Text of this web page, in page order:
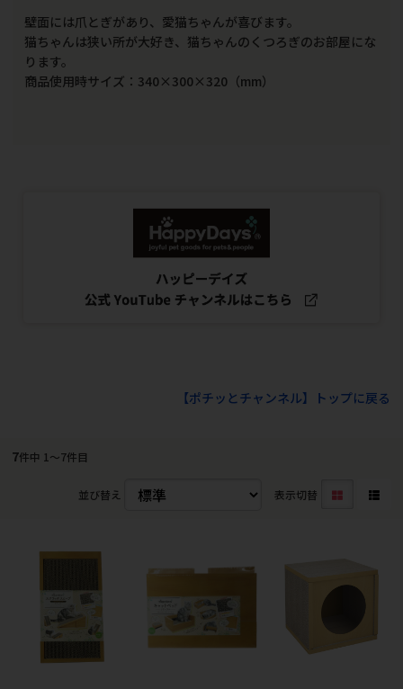
壁面には爪とぎがあり、愛猫ちゃんが喜びます。
猫ちゃんは狭い所が大好き、猫ちゃんのくつろぎのお部屋にな
ります。
商品使用時サイズ：340×300×320（mm）
【ポチッとチャンネル】トップに戻る
7件中 1〜7件目
並び替え 表示切替